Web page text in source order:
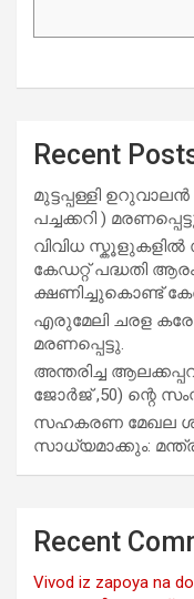
Recent
മുട്ടപ്പള്ളി ഉറുവാലൻ
പച്ചക്കറി )
വിവിധ
കേഡറ്റ് പദ്ധതി
ക്ഷണിച്ചുകൊണ്ട്
എരുമേലി ചരള
മരണപ്പെട്ടു.
അന്തരിച്ച
ജോർജ് ,50) ന്റെ
സഹകരണ മേഖല
സാധ്യമാക്കും:
Recent
Vivod iz zapoya na